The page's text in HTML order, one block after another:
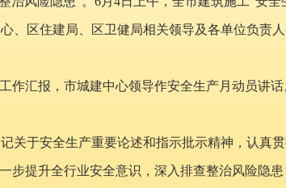
、区住建局、区卫健局相关领导及各单位负责
作汇报，市城建中心领导作安全生产月动员讲
关于安全生产重要论述和指示批示精神，认真
步提升全行业安全意识，深入排查整治风险隐